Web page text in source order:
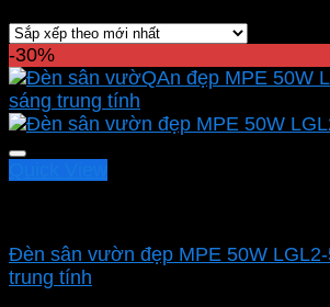
-30%
Đèn sân vườn đẹp MPE 50W
trung tính